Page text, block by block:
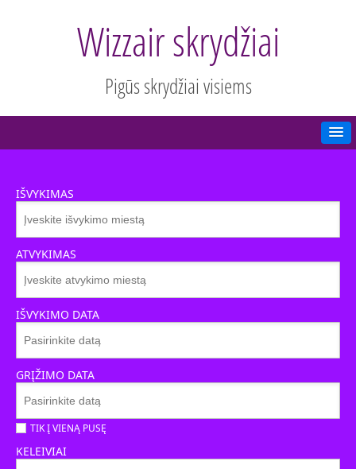
Wizzair skrydžiai
Pigūs skrydžiai visiems
IŠVYKIMAS
ATVYKIMAS
IŠVYKIMO DATA
GRĮŽIMO DATA
TIK Į VIENĄ PUSĘ
KELEIVIAI